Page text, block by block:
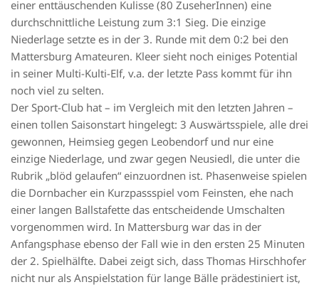
einer enttäuschenden Kulisse (80 ZuseherInnen) eine
durchschnittliche Leistung zum 3:1 Sieg. Die einzige
Niederlage setzte es in der 3. Runde mit dem 0:2 bei den
Mattersburg Amateuren. Kleer sieht noch einiges Potential
in seiner Multi-Kulti-Elf, v.a. der letzte Pass kommt für ihn
noch viel zu selten.
Der Sport-Club hat – im Vergleich mit den letzten Jahren –
einen tollen Saisonstart hingelegt: 3 Auswärtsspiele, alle drei
gewonnen, Heimsieg gegen Leobendorf und nur eine
einzige Niederlage, und zwar gegen Neusiedl, die unter die
Rubrik „blöd gelaufen“ einzuordnen ist. Phasenweise spielen
die Dornbacher ein Kurzpassspiel vom Feinsten, ehe nach
einer langen Ballstafette das entscheidende Umschalten
vorgenommen wird. In Mattersburg war das in der
Anfangsphase ebenso der Fall wie in den ersten 25 Minuten
der 2. Spielhälfte. Dabei zeigt sich, dass Thomas Hirschhofer
nicht nur als Anspielstation für lange Bälle prädestiniert ist,